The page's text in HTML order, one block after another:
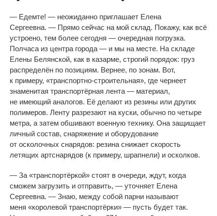
— Едемте! — неожиданно приглашает Елена
Сергеевна. — Прямо сейчас на мой склад. Покажу, как всё
устроено, тем более сегодня — очередная погрузка.
Полчаса из центра города — и мы на месте. На складе
Елены Белянской, как в казарме, строгий порядок: груз
распределён по позициям. Вернее, по зонам. Вот,
к примеру, «транспортно-строительная», где чернеет
знаменитая транспортёрная лента — материал,
не имеющий аналогов. Её делают из резины или других
полимеров. Ленту разрезают на куски, обычно по четыре
метра, а затем обшивают военную технику. Она защищает
личный состав, снаряжение и оборудование
от осколочных снарядов: резина снижает скорость
летящих артснарядов (к примеру, шрапнели) и осколков.
— За «транспортёркой» стоят в очереди, ждут, когда
сможем загрузить и отправить, — уточняет Елена
Сергеевна. — Знаю, между собой парни называют
меня «королевой транспортёрки» — пусть будет так.